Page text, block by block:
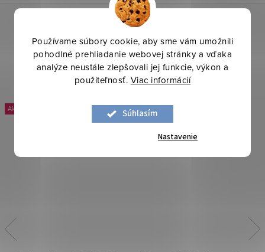
Používame súbory cookie, aby sme vám umožnili
pohodlné prehliadanie webovej stránky a vďaka
analýze neustále zlepšovali jej funkcie, výkon a
použiteľnosť. Viac informácií
Súhlasím
Nastavenie